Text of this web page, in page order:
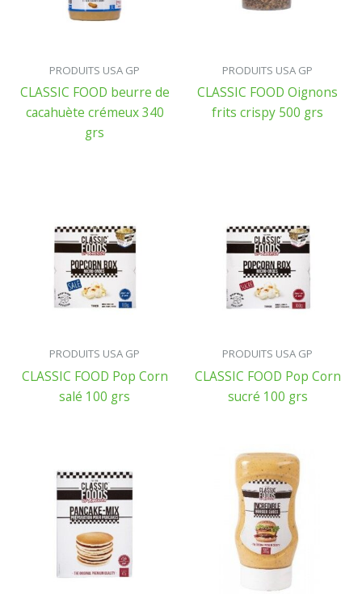
PRODUITS USA GP
CLASSIC FOOD beurre de
cacahuète crémeux 340
grs
PRODUITS USA GP
CLASSIC FOOD Oignons
frits crispy 500 grs
PRODUITS USA GP
CLASSIC FOOD Pop Corn
salé 100 grs
PRODUITS USA GP
CLASSIC FOOD Pop Corn
sucré 100 grs